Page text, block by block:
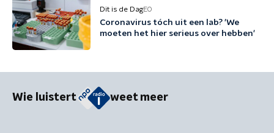
Dit is de DagEO
Coronavirus tóch uit een lab? 'We
moeten het hier serieus over hebben'
Wie luistert weet meer